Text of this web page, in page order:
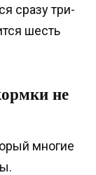
сразу три-
шесть
не
многие